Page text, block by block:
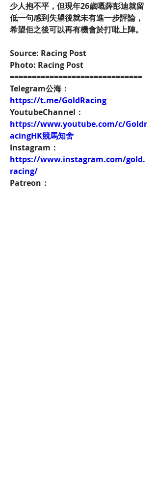
少人抱不平，但現年26歲嘅薛彭迪就留
低一句感到失望後就未有進一步評論，
希望佢之後可以再有機會於打吡上陣。
Source: Racing Post
Photo: Racing Post
==============================
Telegram公海：
https://t.me/GoldRacing
YoutubeChannel：
https://www.youtube.com/c/Goldr
acingHK競馬知舍
Instagram：
https://www.instagram.com/gold.
racing/
Patreon：